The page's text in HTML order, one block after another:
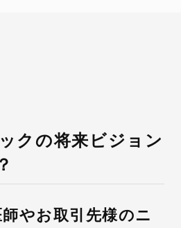
クの将来ビジョン
やお取引先様のニ